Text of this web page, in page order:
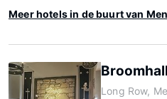
Meer hotels in de buurt van
Long Row,